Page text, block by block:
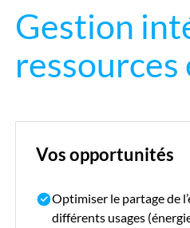
Gestion
ressources
Vos opportunités
Optimiser le partage de
différents usages